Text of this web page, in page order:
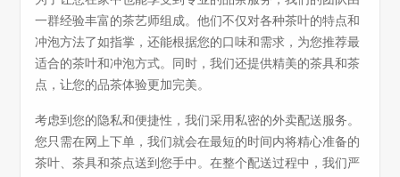
一群经验丰富的茶艺师组成。他们不仅对各种茶叶的特点和
冲泡方法了如指掌，还能根据您的口味和需求，为您推荐最
适合的茶叶和冲泡方式。同时，我们还提供精美的茶具和茶
点，让您的品茶体验更加完美。
考虑到您的隐私和便捷性，我们采用私密的外卖配送服务。
您只需在网上下单，我们就会在最短的时间内将精心准备的
茶叶、茶具和茶点送到您手中。在整个配送过程中，我们严